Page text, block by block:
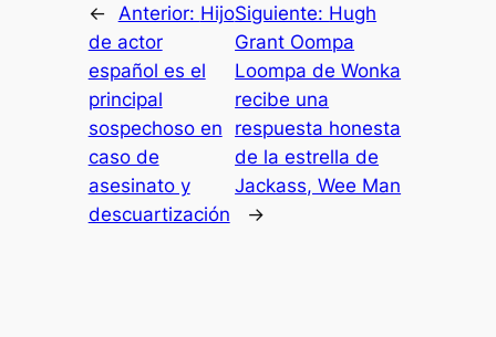
← Anterior: Hijo
de actor
español es el
principal
sospechoso en
caso de
asesinato y
descuartización
Siguiente: Hugh
Grant Oompa
Loompa de Wonka
recibe una
respuesta honesta
de la estrella de
Jackass, Wee Man
→